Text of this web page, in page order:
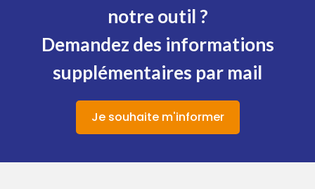
notre outil ?
Demandez des informations
supplémentaires par mail
Je souhaite m'informer